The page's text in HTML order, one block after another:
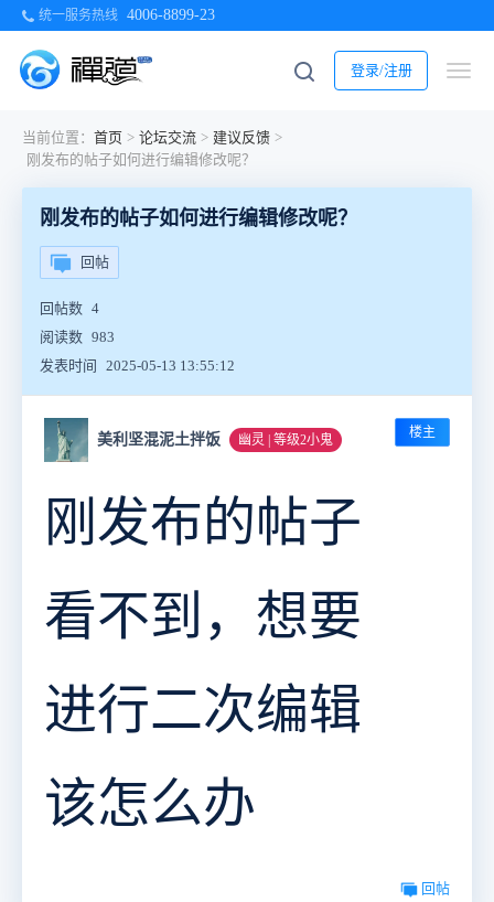
统一服务热线 4006-8899-23
登录/注册
当前位置： 首页 > 论坛交流 > 建议反馈 >
刚发布的帖子如何进行编辑修改呢？
刚发布的帖子如何进行编辑修改呢？
回帖
回帖数 4
阅读数 983
发表时间
2025-05-13 13:55:12
美利坚混泥土拌饭 幽灵 | 等级2小鬼 楼主
刚发布的帖子
看不到，想要
进行二次编辑
该怎么办
回帖